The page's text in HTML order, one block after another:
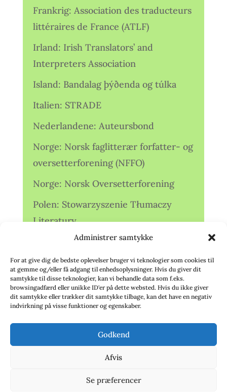
Administrer samtykke
For at give dig de bedste oplevelser bruger vi teknologier som cookies til
at gemme og/eller få adgang til enhedsoplysninger. Hvis du giver dit
samtykke til disse teknologier, kan vi behandle data som f.eks.
browsingadfærd eller unikke ID'er på dette websted. Hvis du ikke giver
dit samtykke eller trækker dit samtykke tilbage, kan det have en negativ
indvirkning på visse funktioner og egenskaber.
Godkend
Afvis
Se præferencer
Frankrig: Association des traducteurs
littéraires de France (ATLF)
Irland: Irish Translators’ and
Interpreters Association
Island: Bandalag þýðenda og túlka
Italien: STRADE
Nederlandene: Auteursbond
Norge: Norsk faglitterær forfatter- og
oversetterforening (NFFO)
Norge: Norsk Oversetterforening
Polen: Stowarzyszenie Tłumaczy
Literatury
Storbritannien: Translators
Association (TA)
Sverige: Översättarsektionen (Ö.)
Sverige: Översättarcentrum (ÖC)
deutschsprachiger Übersetzer (VdÜ)
© 2020 - Babelfisken